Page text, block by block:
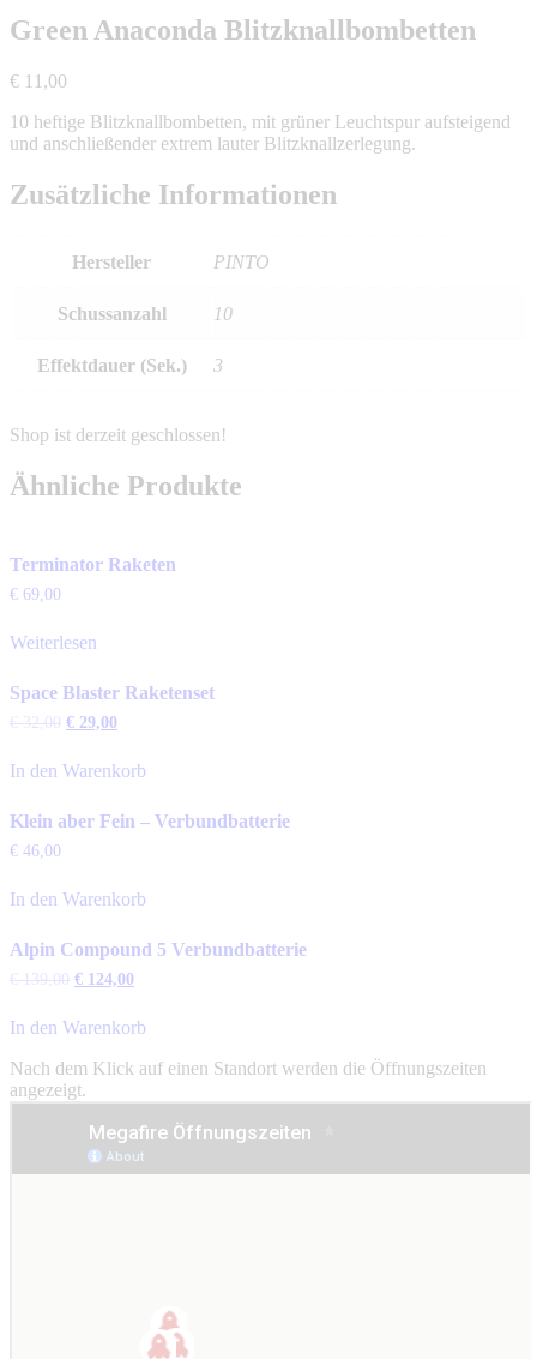
Green Anaconda Blitzknallbombetten
€ 11,00
10 heftige Blitzknallbombetten, mit grüner Leuchtspur aufsteigend
und anschließender extrem lauter Blitzknallzerlegung.
Zusätzliche Informationen
Hersteller PINTO
Schussanzahl 10
Effektdauer (Sek.) 3
Ähnliche Produkte
Terminator Raketen
€ 69,00
Weiterlesen
Space Blaster Raketenset
€32,00 Ursprünglicher
war:
€ 32,00
€ 29,00
€ 29,00.
In den Warenkorb
Klein aber Fein – Verbundbatterie
€ 46,00
In den Warenkorb
Alpin Compound 5 Verbundbatterie
€139,00 Ursprünglicher
€ 139,00
€ 124,00
€ 124,00.
In den Warenkorb
Nach dem Klick auf einen Standort werden die Öffnungszeiten
angezeigt.